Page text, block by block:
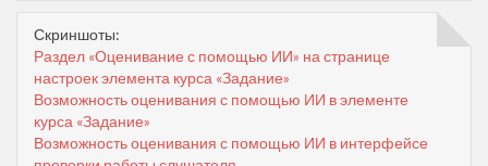
Скриншоты:
Раздел «Оценивание с помощью ИИ» на странице
настроек элемента курса «Задание»
Возможность оценивания с помощью ИИ в элементе
курса «Задание»
Возможность оценивания с помощью ИИ в интерфейсе